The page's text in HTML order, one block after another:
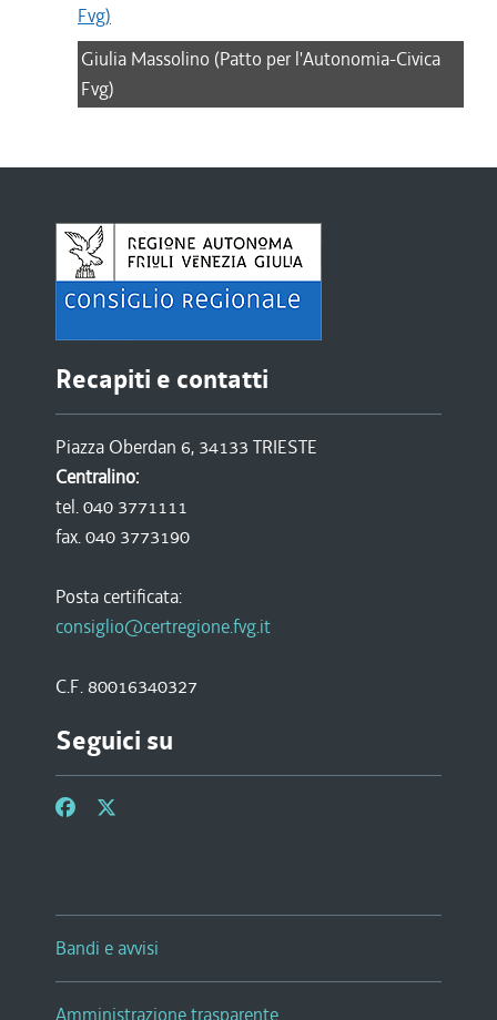
Giulia Massolino (Patto per l'Autonomia-Civica
Fvg)
Recapiti e contatti
Piazza Oberdan 6, 34133 TRIESTE
Centralino:
tel. 040 3771111
fax. 040 3773190
Posta certificata:
consiglio@certregione.fvg.it
C.F. 80016340327
Seguici su
Bandi e avvisi
Amministrazione trasparente